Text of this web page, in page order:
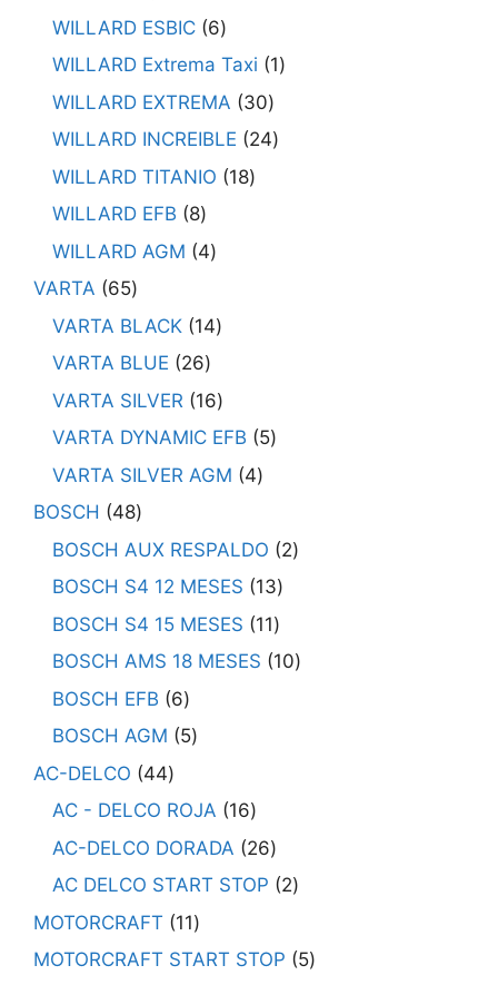
WILLARD ESBIC 6
WILLARD Extrema Taxi
1
WILLARD EXTREMA
30
WILLARD INCREIBLE
24
WILLARD TITANIO
18
WILLARD EFB
8
WILLARD AGM
4
VARTA
65
VARTA BLACK 14
VARTA BLUE
26
VARTA SILVER
16
VARTA DYNAMIC EFB
5
VARTA SILVER AGM
4
BOSCH
48
BOSCH AUX RESPALDO
2
BOSCH S4 12 MESES
13
BOSCH S4 15 MESES
11
BOSCH AMS 18 MESES
10
BOSCH EFB
6
BOSCH AGM
5
AC-DELCO
44
AC - DELCO ROJA
16
AC-DELCO DORADA
26
AC DELCO START STOP
2
MOTORCRAFT
11
MOTORCRAFT START STOP
5